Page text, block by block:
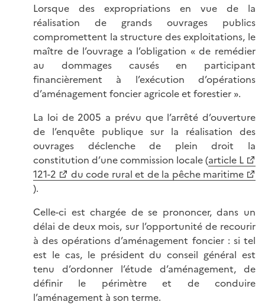
Lorsque des expropriations en vue de la
réalisation de grands ouvrages publics
compromettent la structure des exploitations, le
maître de l’ouvrage a l’obligation « de remédier
au dommages causés en participant
financièrement à l’exécution d’opérations
d’aménagement foncier agricole et forestier ».
La loi de 2005 a prévu que l’arrêté d’ouverture
de l’enquête publique sur la réalisation des
ouvrages déclenche de plein droit la
constitution d’une commission locale (article L
121-2
du code rural et de la pêche maritime
).
Celle-ci est chargée de se prononcer, dans un
délai de deux mois, sur l’opportunité de recourir
à des opérations d’aménagement foncier : si tel
est le cas, le président du conseil général est
tenu d’ordonner l’étude d’aménagement, de
définir le périmètre et de conduire
l’aménagement à son terme.